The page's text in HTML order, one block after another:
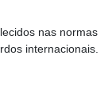
nas normas
internacionais.